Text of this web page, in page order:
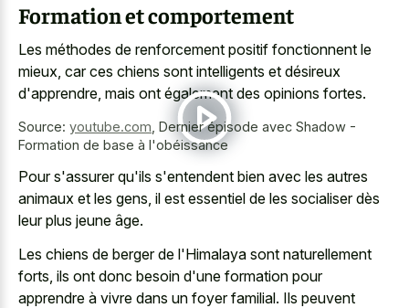
Formation et comportement
Les méthodes de renforcement positif fonctionnent le
mieux, car ces chiens sont intelligents et désireux
d'apprendre, mais ont également des opinions fortes.
Source: youtube.com Dernier épisode avec Shadow -
Formation de base à l'obéissance
Pour s'assurer qu'ils s'entendent bien avec les autres
animaux et les gens, il est essentiel de les socialiser dès
leur plus jeune âge.
Les chiens de berger de l'Himalaya sont naturellement
forts, ils ont donc besoin d'une formation pour
apprendre à vivre dans un foyer familial. Ils peuvent